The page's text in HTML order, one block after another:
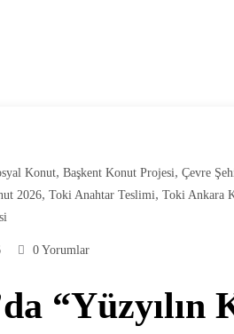
Konut, Başkent Konut Projesi, Çevre
2026, Toki Anahtar Teslimi, Toki Ankara
0 Yorumlar
“Yüzyılın